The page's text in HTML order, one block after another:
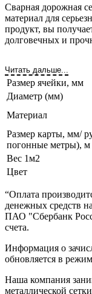
Сварная дорожная
материал для
продукт, вы
долговечных и
Читать дальше...
Размер ячейки, мм
Диаметр (мм)
Материал
Размер карты, мм/
погонные метры), м
Вес 1м2
Цвет
“Оплата
денежных средств
ПАО "Сбербанк
счета.
Информация о
обновляется в
Наша компания
металлической